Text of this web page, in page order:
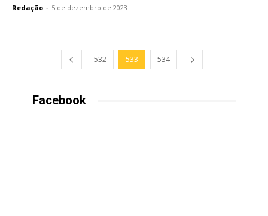
Redação - 5 de dezembro de 2023
532 533 534
Facebook